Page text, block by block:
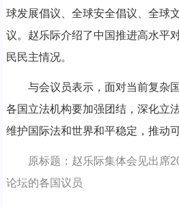
球发展倡议、全球安全倡议、全球
议。赵乐际介绍了中国推进高水平
民民主情况。
与会议员表示，面对当前复杂国
各国立法机构要加强团结，深化立
维护国际法和世界和平稳定，推动
原标题：赵乐际集体会见出席
论坛的各国议员